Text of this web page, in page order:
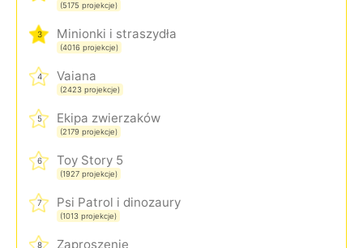
(5175 projekcje)
3 Minionki i straszydła
(4016 projekcje)
4 Vaiana
(2423 projekcje)
5 Ekipa zwierzaków
(2179 projekcje)
6 Toy Story 5
(1927 projekcje)
7 Psi Patrol i dinozaury
(1013 projekcje)
8 Zaproszenie